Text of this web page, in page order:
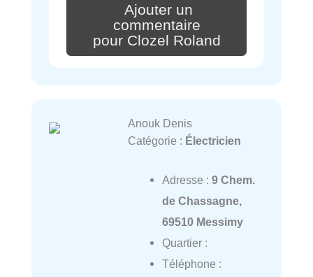
Ajouter un
commentaire
pour Clozel Roland
Anouk Denis
Catégorie : Électricien
Adresse : 9 Chem.
de Chassagne,
69510 Messimy
Quartier :
Téléphone :